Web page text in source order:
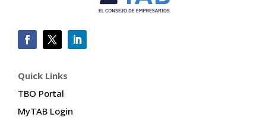
Quick Links
TBO Portal
MyTAB Login